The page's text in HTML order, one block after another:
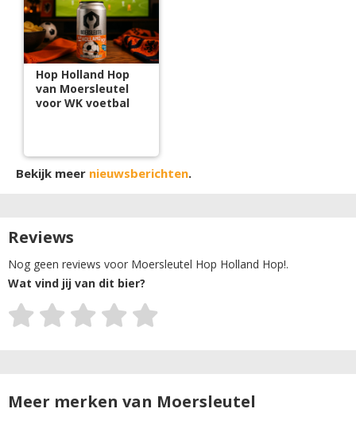
Hop Holland Hop
van Moersleutel
voor WK voetbal
Bekijk meer nieuwsberichten.
Reviews
Nog geen reviews voor Moersleutel Hop Holland Hop!.
Wat vind jij van dit bier?
Meer merken van Moersleutel